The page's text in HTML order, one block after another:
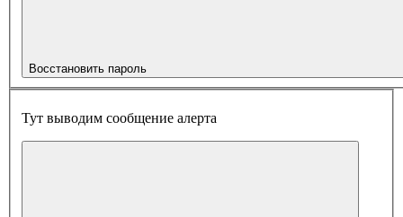
Восстановить пароль
Тут выводим сообщение алерта